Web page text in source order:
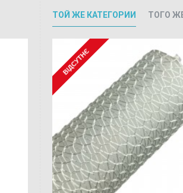
ТОЙ ЖЕ КАТЕГОРИИ ТОГО
ВІДСУТНЄ